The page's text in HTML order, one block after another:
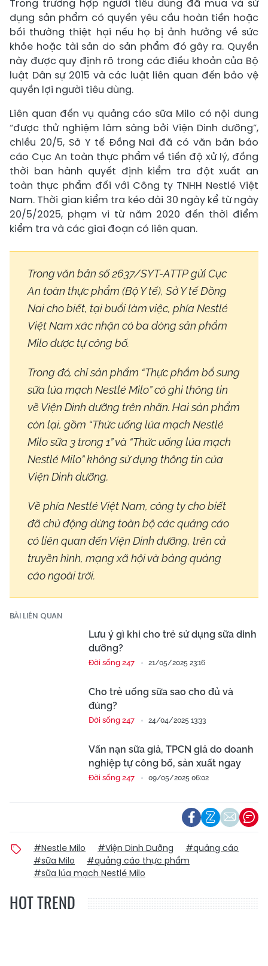
Trong trường hợp người tiêu dùng đã mua và sử
dụng sản phẩm có quyền yêu cầu hoàn tiền hoặc
bồi thường thiệt hại nếu họ bị ảnh hưởng về sức
khỏe hoặc tài sản do sản phẩm đó gây ra. Quyền
này được quy định rõ trong các điều khoản của Bộ
luật Dân sự 2015 và các luật liên quan đến bảo vệ
quyền lợi người tiêu dùng.
Liên quan đến vụ quảng cáo sữa Milo có nội dung
“được thử nghiệm lâm sàng bởi Viện Dinh dưỡng”,
chiều 20/5, Sở Y tế Đồng Nai đã có văn bản báo
cáo Cục An toàn thực phẩm về tiến độ xử lý, đồng
thời ban hành quyết định kiểm tra đột xuất an
toàn thực phẩm đối với Công ty TNHH Nestlé Việt
Nam. Thời gian kiểm tra kéo dài 30 ngày kể từ ngày
20/5/2025, phạm vi từ năm 2020 đến thời điểm
kiểm tra và các giai đoạn có liên quan.
Trong văn bản số 2637/SYT-ATTP gửi Cục
An toàn thực phẩm (Bộ Y tế), Sở Y tế Đồng
Nai cho biết, tại buổi làm việc, phía Nestlé
Việt Nam xác nhận có ba dòng sản phẩm
Milo được tự công bố.
Trong đó, chỉ sản phẩm “Thực phẩm bổ sung
sữa lúa mạch Nestlé Milo” có ghi thông tin
về Viện Dinh dưỡng trên nhãn. Hai sản phẩm
còn lại, gồm “Thức uống lúa mạch Nestlé
Milo sữa 3 trong 1” và “Thức uống lúa mạch
Nestlé Milo” không sử dụng thông tin của
Viện Dinh dưỡng.
Về phía Nestlé Việt Nam, công ty cho biết
đã chủ động dừng toàn bộ các quảng cáo
có liên quan đến Viện Dinh dưỡng, trên cả
truyền hình, mạng xã hội và bảng quảng
cáo ngoài trời.
BÀI LIÊN QUAN
Lưu ý gì khi cho trẻ sử dụng sữa dinh
dưỡng?
Đời sống 247 21/05/2025 23:16
Cho trẻ uống sữa sao cho đủ và
đúng?
Đời sống 247 24/04/2025 13:33
Vấn nạn sữa giả, TPCN giả do doanh
nghiệp tự công bố, sản xuất ngay
Đời sống 247 09/05/2025 06:02
#Nestle Milo #Viện Dinh Dưỡng
#quảng cáo
#sữa Milo
#quảng cáo thực phẩm
#sữa lúa mạch Nestlé Milo
HOT TREND